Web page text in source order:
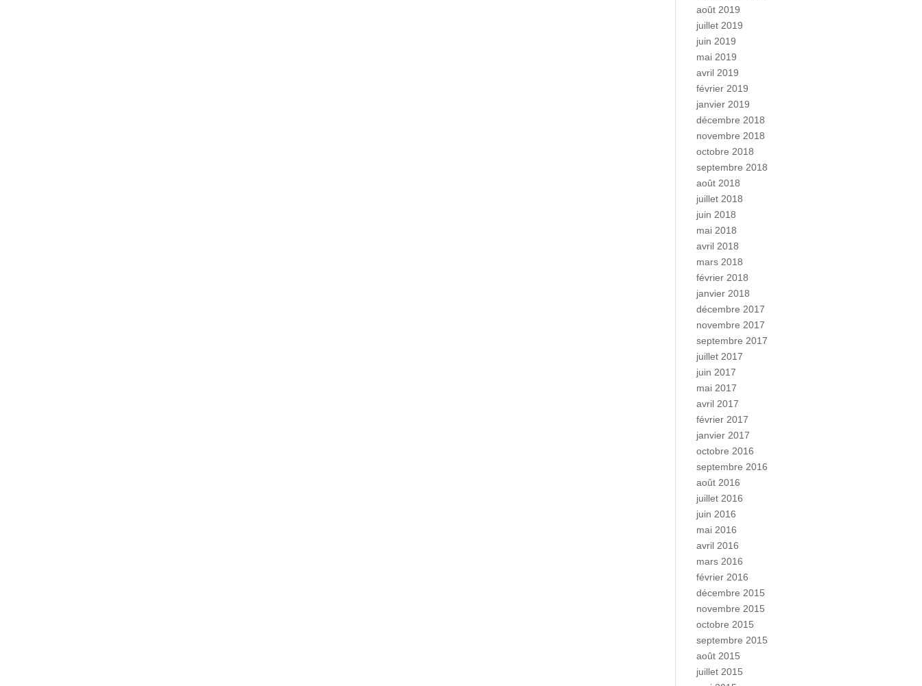
août 2019
juillet 2019
juin 2019
mai 2019
avril 2019
février 2019
janvier 2019
décembre 2018
novembre 2018
octobre 2018
septembre 2018
août 2018
juillet 2018
juin 2018
mai 2018
avril 2018
mars 2018
février 2018
janvier 2018
décembre 2017
novembre 2017
septembre 2017
juillet 2017
juin 2017
mai 2017
avril 2017
février 2017
janvier 2017
octobre 2016
septembre 2016
août 2016
juillet 2016
juin 2016
mai 2016
avril 2016
mars 2016
février 2016
décembre 2015
novembre 2015
octobre 2015
septembre 2015
août 2015
juillet 2015